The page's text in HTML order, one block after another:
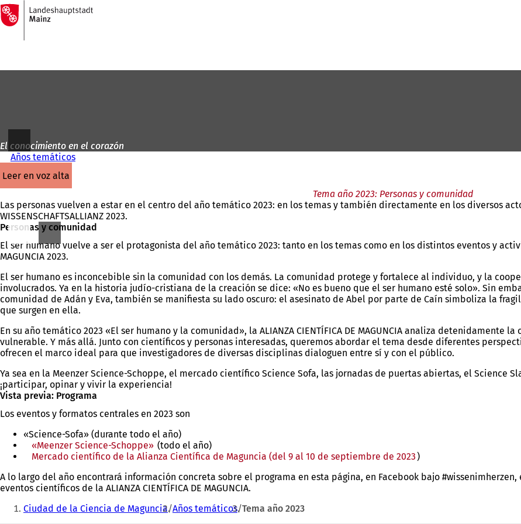
Saltar al contenido
A
la
página
El conocimiento en el corazón
Años temáticos
leer en voz alta
Tema año 2023: Personas y comunidad
Las personas vuelven a estar en el centro del año temático 2023: en los temas y también directamente en los diversos
WISSENSCHAFTSALLIANZ 2023.
Personas y comunidad
El ser humano vuelve a ser el protagonista del año temático 2023: tanto en los temas como en los distintos eventos y
MAGUNCIA 2023.
El ser humano es inconcebible sin la comunidad con los demás. La comunidad protege y fortalece al individuo, y la
involucrados. Ya en la historia judío-cristiana de la creación se dice: «No es bueno que el ser humano esté solo». Sin
comunidad de Adán y Eva, también se manifiesta su lado oscuro: el asesinato de Abel por parte de Caín simboliza la
que surgen en ella.
En su año temático 2023 «El ser humano y la comunidad», la ALIANZA CIENTÍFICA DE MAGUNCIA analiza
vulnerable. Y más allá. Junto con científicos y personas interesadas, queremos abordar el tema desde diferentes
ofrecen el marco ideal para que investigadores de diversas disciplinas dialoguen entre sí y con el público.
Ya sea en la Meenzer Science-Schoppe, el mercado científico Science Sofa, las jornadas de puertas abiertas, el Science
¡participar, opinar y vivir la experiencia!
Vista previa: Programa
Los eventos y formatos centrales en 2023 son
«Science-Sofa» (durante todo el año)
«Meenzer Science-Schoppe» (todo el año)
Mercado científico de la Alianza Científica de Maguncia (del 9 al 10 de septiembre de 2023(Se
en
)
A lo largo del año encontrará información concreta sobre el programa en esta página, en Facebook bajo
eventos científicos de la ALIANZA CIENTÍFICA DE MAGUNCIA.
Estás
aquí:
Ciudad de la Ciencia de Maguncia Años temáticos Tema año 2023